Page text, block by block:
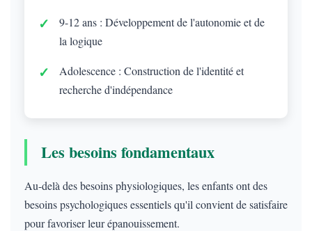
9-12 ans : Développement de l'autonomie et de
la logique
Adolescence : Construction de l'identité et
recherche d'indépendance
Les besoins fondamentaux
Au-delà des besoins physiologiques, les enfants ont des
besoins psychologiques essentiels qu'il convient de satisfaire
pour favoriser leur épanouissement.